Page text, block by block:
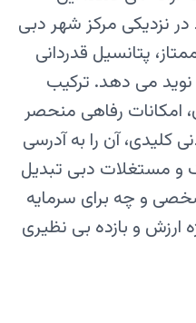
نزدیکی مرکز شهر دبی
پتانسیل قدردانی
نوید می دهد. ترکیب
امکانات رفاهی منحصر
کلیدی، آن را به آدرسی
و مستغلات دبی تبدیل
و چه برای سرمایه
ارزش و بازده بی نظیری